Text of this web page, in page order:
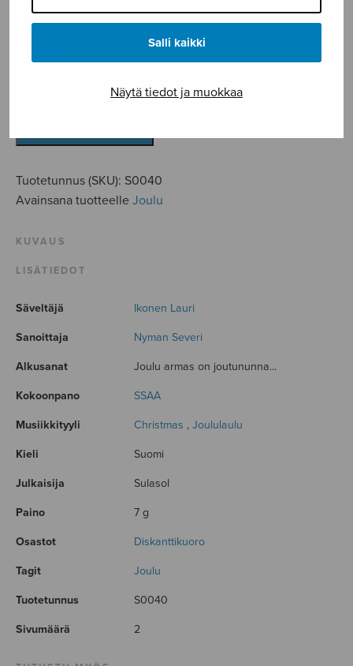
Salli kaikki
Näytä tiedot ja muokkaa
Tuotetunnus (SKU): S0040
Avainsana tuotteelle Joulu
KUVAUS
LISÄTIEDOT
Säveltäjä Ikonen Lauri
Sanoittaja Nyman Severi
Alkusanat Joulu armas on joutununna...
Kokoonpano SSAA
Musiikkityyli Christmas , Joululaulu
Kieli Suomi
Julkaisija Sulasol
Paino 7 g
Osastot Diskanttikuoro
Tagit Joulu
Tuotetunnus S0040
Sivumäärä 2